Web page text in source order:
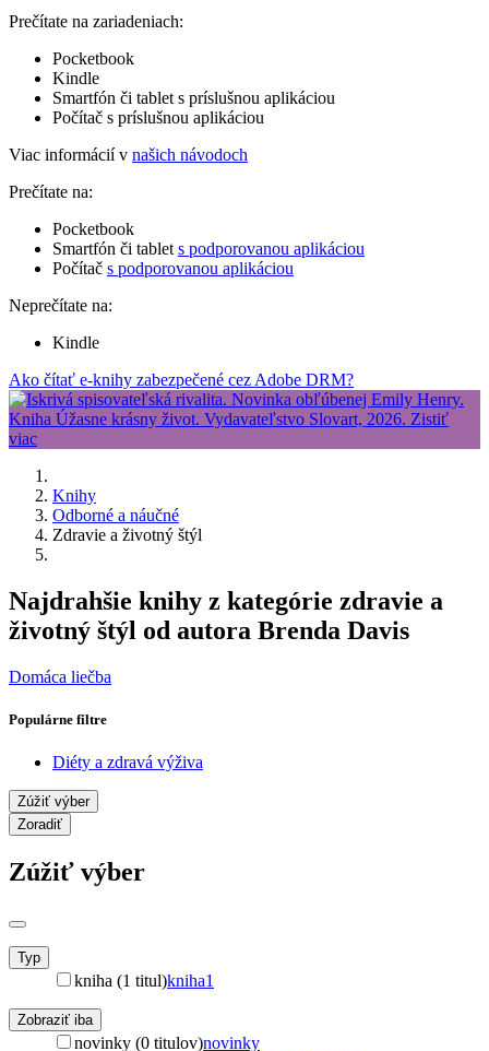
Prečítate na zariadeniach:
Pocketbook
Kindle
Smartfón či tablet s príslušnou aplikáciou
Počítač s príslušnou aplikáciou
Viac informácií v našich návodoch
Prečítate na:
Pocketbook
Smartfón či tablet s podporovanou aplikáciou
Počítač s podporovanou aplikáciou
Neprečítate na:
Kindle
Ako čítať e-knihy zabezpečené cez Adobe DRM?
Knihy
Odborné a náučné
Zdravie a životný štýl
Najdrahšie knihy z kategórie zdravie a
životný štýl od autora Brenda Davis
Domáca liečba
Populárne filtre
Diéty a zdravá výživa
Zúžiť výber
Zoradiť
Zúžiť výber
Typ
kniha (1 titul)kniha1
Zobraziť iba
novinky (0 titulov)novinky